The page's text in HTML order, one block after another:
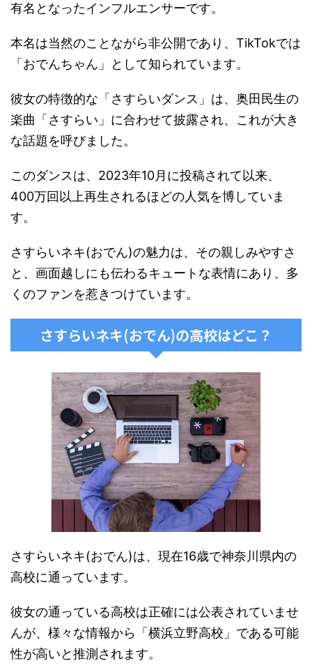
有名となったインフルエンサーです。
本名は当然のことながら非公開であり、TikTokでは
「おでんちゃん」として知られています。
彼女の特徴的な「さすらいダンス」は、奥田民生の
楽曲「さすらい」に合わせて披露され、これが大き
な話題を呼びました。
このダンスは、2023年10月に投稿されて以来、
400万回以上再生されるほどの人気を博していま
す。
さすらいネキ(おでん)の魅力は、その親しみやすさ
と、画面越しにも伝わるキュートな表情にあり、多
くのファンを惹きつけています。
さすらいネキ(おでん)の高校はどこ？
さすらいネキ(おでん)は、現在16歳で神奈川県内の
高校に通っています。
彼女の通っている高校は正確には公表されていませ
んが、様々な情報から「横浜立野高校」である可能
性が高いと推測されます。